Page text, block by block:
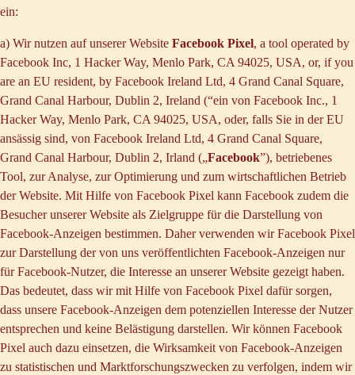
ein:
a) Wir nutzen auf unserer Website Facebook Pixel, a tool operated by
Facebook Inc, 1 Hacker Way, Menlo Park, CA 94025, USA, or, if you
are an EU resident, by Facebook Ireland Ltd, 4 Grand Canal Square,
Grand Canal Harbour, Dublin 2, Ireland (“ein von Facebook Inc., 1
Hacker Way, Menlo Park, CA 94025, USA, oder, falls Sie in der EU
ansässig sind, von Facebook Ireland Ltd, 4 Grand Canal Square,
Grand Canal Harbour, Dublin 2, Irland („Facebook”), betriebenes
Tool, zur Analyse, zur Optimierung und zum wirtschaftlichen Betrieb
der Website. Mit Hilfe von Facebook Pixel kann Facebook zudem die
Besucher unserer Website als Zielgruppe für die Darstellung von
Facebook-Anzeigen bestimmen. Daher verwenden wir Facebook Pixel
zur Darstellung der von uns veröffentlichten Facebook-Anzeigen nur
für Facebook-Nutzer, die Interesse an unserer Website gezeigt haben.
Das bedeutet, dass wir mit Hilfe von Facebook Pixel dafür sorgen,
dass unsere Facebook-Anzeigen dem potenziellen Interesse der Nutzer
entsprechen und keine Belästigung darstellen. Wir können Facebook
Pixel auch dazu einsetzen, die Wirksamkeit von Facebook-Anzeigen
zu statistischen und Marktforschungszwecken zu verfolgen, indem wir